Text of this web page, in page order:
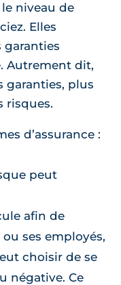
le niveau de
Elles
Autrement dit,
garanties, plus
risques.
d’assurance :
peut
afin de
ses employés,
choisir de se
négative. Ce